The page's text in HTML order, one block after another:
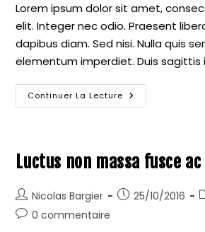
publication :
Lorem ipsum dolor sit amet,
elit. Integer nec odio. Praesent
dapibus diam. Sed nisi. Nulla quis
elementum imperdiet. Duis sagittis
Continuer La Lecture Pellentesque
Nibh
Luctus non massa fusce
Auteur/autrice
de
Nicolas Bargier
Publication
25/10/2016
Commentaires
0 commentaire